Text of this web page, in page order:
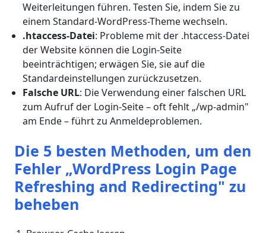
Weiterleitungen führen. Testen Sie, indem Sie zu
einem Standard-WordPress-Theme wechseln.
.htaccess-Datei: Probleme mit der .htaccess-Datei
der Website können die Login-Seite
beeinträchtigen; erwägen Sie, sie auf die
Standardeinstellungen zurückzusetzen.
Falsche URL: Die Verwendung einer falschen URL
zum Aufruf der Login-Seite – oft fehlt „/wp-admin"
am Ende – führt zu Anmeldeproblemen.
Die 5 besten Methoden, um den
Fehler „WordPress Login Page
Refreshing and Redirecting" zu
beheben